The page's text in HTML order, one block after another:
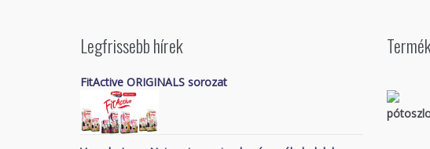
Legfrissebb hírek
FitActive ORIGINALS sorozat